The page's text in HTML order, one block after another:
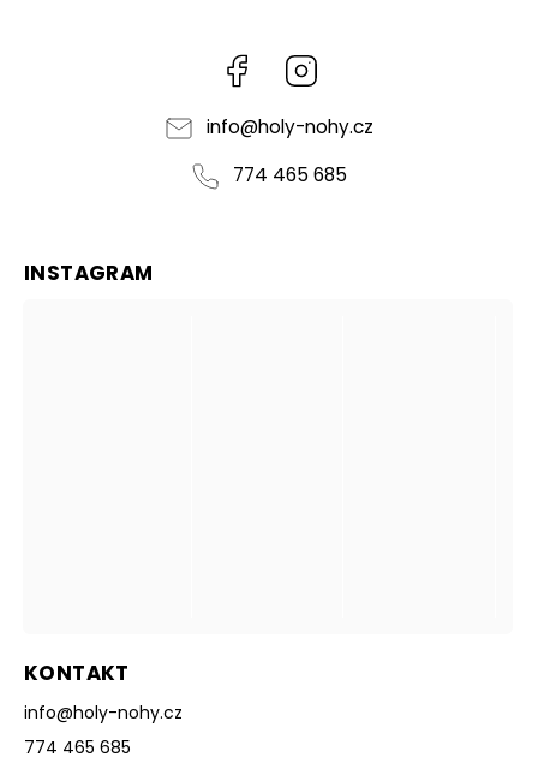
Facebook
info@holy-nohy.cz
774 465 685
KONTAKT
info@holy-nohy.cz
774 465 685
INSTAGRAM